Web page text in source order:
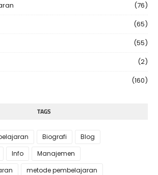
(76)
(65)
(55)
(2)
(160)
TAGS
Biografi
Blog
Info
Manajemen
metode pembelajaran